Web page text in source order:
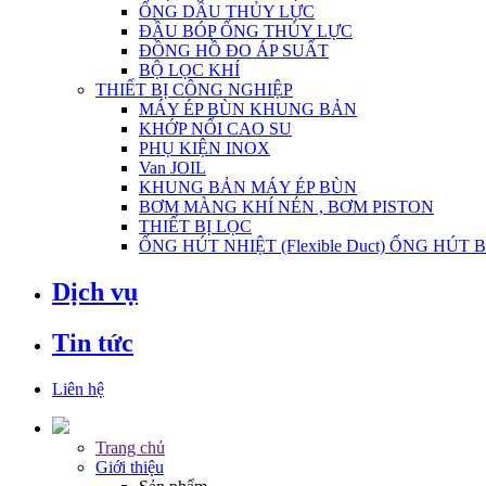
ỐNG DẦU THỦY LỰC
ĐẦU BÓP ỐNG THỦY LỰC
ĐỒNG HỒ ĐO ÁP SUẤT
BỘ LỌC KHÍ
THIẾT BỊ CÔNG NGHIỆP
MÁY ÉP BÙN KHUNG BẢN
KHỚP NỐI CAO SU
PHỤ KIỆN INOX
Van JOIL
KHUNG BẢN MÁY ÉP BÙN
BƠM MÀNG KHÍ NÉN , BƠM PISTON
THIẾT BỊ LỌC
ỐNG HÚT NHIỆT (Flexible Duct) ỐNG HÚT
Dịch vụ
Tin tức
Liên hệ
Trang chủ
Giới thiệu